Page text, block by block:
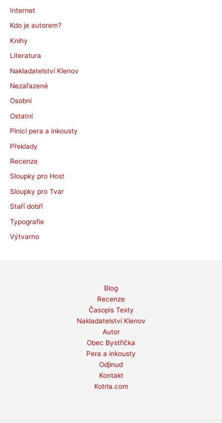
Internet
Kdo je autorem?
Knihy
Literatura
Nakladatelství Klenov
Nezařazené
Osobní
Ostatní
Plnicí pera a inkousty
Překlady
Recenze
Sloupky pro Host
Sloupky pro Tvar
Staří dobří
Typografie
Výtvarno
Blog
Recenze
Časopis Texty
Nakladatelství Klenov
Autor
Obec Bystřička
Pera a inkousty
Odjinud
Kontakt
Kotrla.com